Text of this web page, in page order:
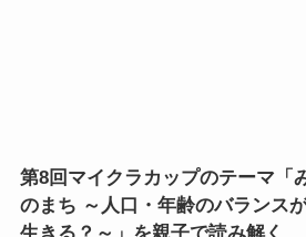
第8回マイクラカップのテーマ「
のまち ～人口・年齢のバランス